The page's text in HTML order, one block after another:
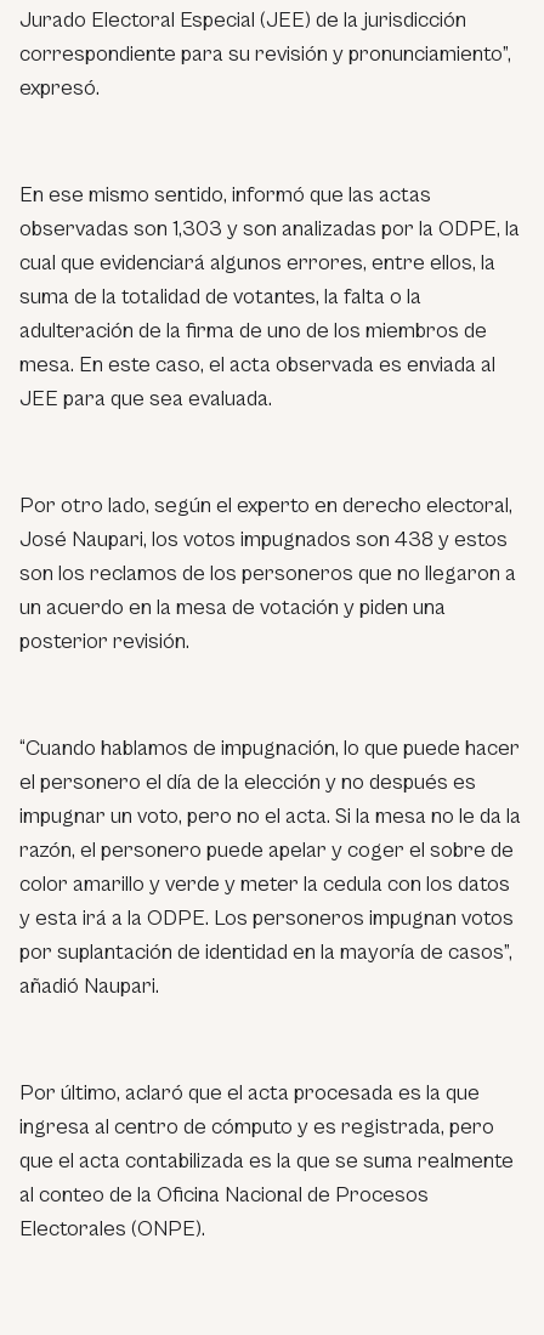
Jurado Electoral Especial (JEE) de la jurisdicción
correspondiente para su revisión y pronunciamiento”,
expresó.
En ese mismo sentido, informó que las actas
observadas son 1,303 y son analizadas por la ODPE, la
cual que evidenciará algunos errores, entre ellos, la
suma de la totalidad de votantes, la falta o la
adulteración de la firma de uno de los miembros de
mesa. En este caso, el acta observada es enviada al
JEE para que sea evaluada.
Por otro lado, según el experto en derecho electoral,
José Naupari, los votos impugnados son 438 y estos
son los reclamos de los personeros que no llegaron a
un acuerdo en la mesa de votación y piden una
posterior revisión.
“Cuando hablamos de impugnación, lo que puede hacer
el personero el día de la elección y no después es
impugnar un voto, pero no el acta. Si la mesa no le da la
razón, el personero puede apelar y coger el sobre de
color amarillo y verde y meter la cedula con los datos
y esta irá a la ODPE. Los personeros impugnan votos
por suplantación de identidad en la mayoría de casos”,
añadió Naupari.
Por último, aclaró que el acta procesada es la que
ingresa al centro de cómputo y es registrada, pero
que el acta contabilizada es la que se suma realmente
al conteo de la Oficina Nacional de Procesos
Electorales (ONPE).